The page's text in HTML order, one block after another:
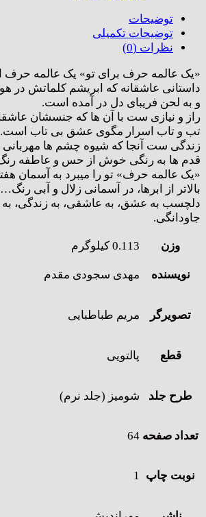
توضیحات
توضیحات تکمیلی
نظرات (0)
«یک عالمه حرف برای تو» یک عالمه حرف
داستانی عاشقانه که ابریشم کلماتش در
و به لحن فریبای دل در آمده است.
راز و نیازی ست با آن ها که جنسشان
تب و تاب اسرار مگوی عشق بی تاب
زندگی ست آنجا که شیوه چشم ها
قدم ها به رنگی خوش از حس و عاطفه
«یک عالمه حرف» تو را میبرد به آسمان
بالاتر از ابرها، در آسمانی زلال و آبی
دلچسب به عشق، به عاشقی، به زندگی، به
جاودانگی.
وزن 0.113 کیلوگرم
نویسنده مهدی سجودی مقدم
تصویرگر مریم طباطبایی
قطع پالتویی
طرح جلد شومیز (جلد نرم)
تعداد صفحه 64
نوبت چاپ 1